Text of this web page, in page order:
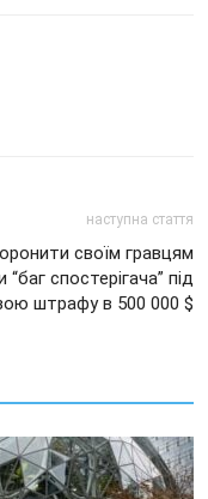
наступна стаття
своїм гравцям
спостерігача” під
штрафу в 500 000 $